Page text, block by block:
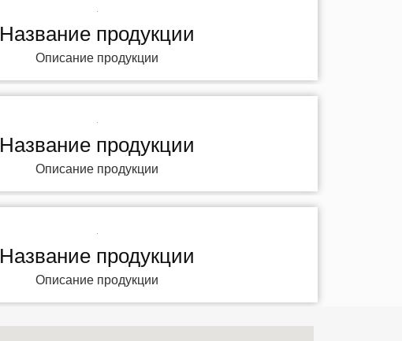
Название продукции
Описание продукции
Название продукции
Описание продукции
Название продукции
Описание продукции